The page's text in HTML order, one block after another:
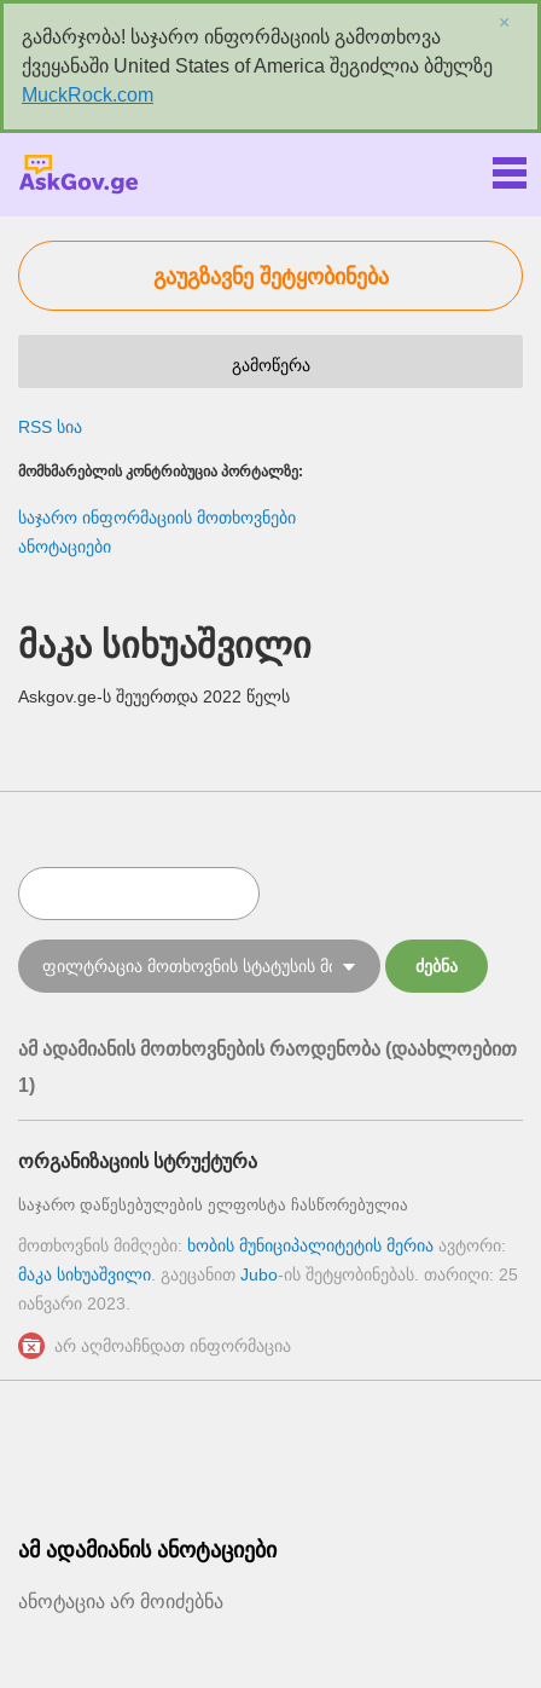
გამარჯობა! საჯარო ინფორმაციის გამოთხოვა
ქვეყანაში United States of America შეგიძლია ბმულზე
MuckRock.com
×
გაუგზავნე შეტყობინება
გამოწერა
RSS სია
ᲛᲝᲛᲮᲛᲐᲠᲔᲑᲚᲘᲡ ᲙᲝᲜᲢᲠᲘᲑᲣᲪᲘᲐ ᲞᲝᲠᲢᲐᲚᲖᲔ:
საჯარო ინფორმაციის მოთხოვნები
ანოტაციები
მაკა სიხუაშვილი
Askgov.ge-ს შეუერთდა 2022 წელს
ამ ადამიანის მოთხოვნების რაოდენობა (დაახლოებით
1)
ორგანიზაციის სტრუქტურა
საჯარო დაწესებულების ელფოსტა ჩასწორებულია
მოთხოვნის მიმღები: ხობის მუნიციპალიტეტის მერია ავტორი:
მაკა სიხუაშვილი . გაეცანით Jubo-ის შეტყობინებას. თარიღი: 25
იანვარი 2023
არ აღმოაჩნდათ ინფორმაცია
ამ ადამიანის ანოტაციები
ანოტაცია არ მოიძებნა